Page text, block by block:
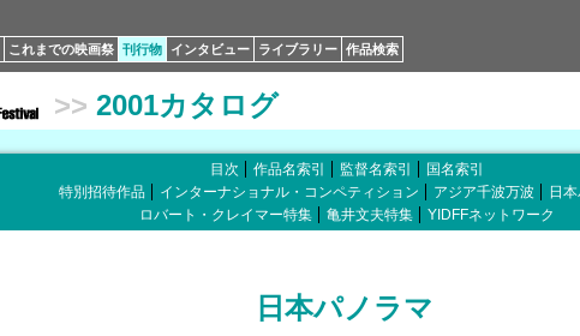
これまでの映画祭 刊行物 インタビュー ライブラリー 作品検索
>> 2001カタログ
目次 作品名索引 監督名索引
国名索引
特別招待作品
インターナショナル・コンペティション アジア千波万波
日
ロバート・クレイマー特集
亀井文夫特集 YIDFFネットワーク
日本パノラマ